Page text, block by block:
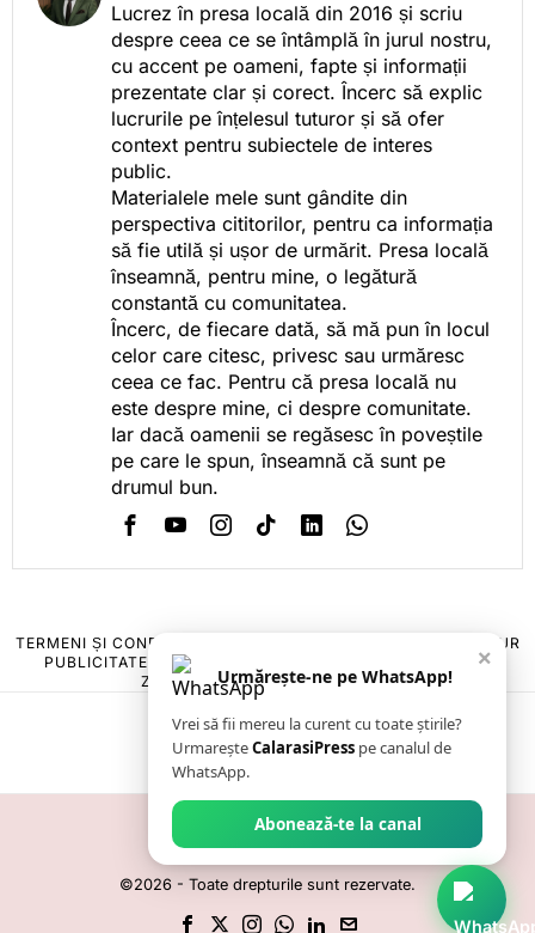
Lucrez în presa locală din 2016 și scriu
despre ceea ce se întâmplă în jurul nostru,
cu accent pe oameni, fapte și informații
prezentate clar și corect. Încerc să explic
lucrurile pe înțelesul tuturor și să ofer
context pentru subiectele de interes
public.
Materialele mele sunt gândite din
perspectiva cititorilor, pentru ca informația
să fie utilă și ușor de urmărit. Presa locală
înseamnă, pentru mine, o legătură
constantă cu comunitatea.
Încerc, de fiecare dată, să mă pun în locul
celor care citesc, privesc sau urmăresc
ceea ce fac. Pentru că presa locală nu
este despre mine, ci despre comunitate.
Iar dacă oamenii se regăsesc în poveștile
pe care le spun, înseamnă că sunt pe
drumul bun.
TERMENI ȘI CONDIȚII
POLITICA DE ANULARE & RETUR
PUBLICITATE ONLINE & TIPĂRITĂ
CONTACT
ZIARUL ANUNȚUL CĂLĂRĂȘEAN
©2026 - Toate drepturile sunt rezervate.
×
Urmărește-ne pe WhatsApp!
Vrei să fii mereu la curent cu toate știrile?
UrmareșteCalarasiPress pe canalul de
WhatsApp.
Abonează-te la canal